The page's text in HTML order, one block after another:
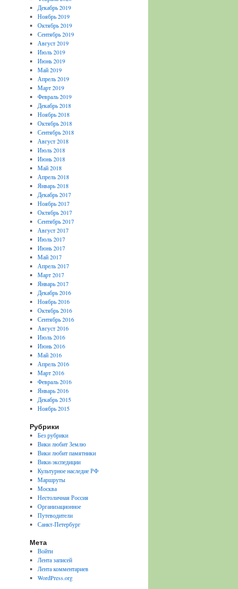
Декабрь 2019
Ноябрь 2019
Октябрь 2019
Сентябрь 2019
Август 2019
Июль 2019
Июнь 2019
Май 2019
Апрель 2019
Март 2019
Февраль 2019
Декабрь 2018
Ноябрь 2018
Октябрь 2018
Сентябрь 2018
Август 2018
Июль 2018
Июнь 2018
Май 2018
Апрель 2018
Январь 2018
Декабрь 2017
Ноябрь 2017
Октябрь 2017
Сентябрь 2017
Август 2017
Июль 2017
Июнь 2017
Май 2017
Апрель 2017
Март 2017
Январь 2017
Декабрь 2016
Ноябрь 2016
Октябрь 2016
Сентябрь 2016
Август 2016
Июль 2016
Июнь 2016
Май 2016
Апрель 2016
Март 2016
Февраль 2016
Январь 2016
Декабрь 2015
Ноябрь 2015
Рубрики
Без рубрики
Вики любит Землю
Вики любит памятники
Вики-экспедиции
Культурное наследие РФ
Маршруты
Москва
Нестоличная Россия
Организационное
Путеводители
Санкт-Петербург
Мета
Войти
Лента записей
Лента комментариев
WordPress.org